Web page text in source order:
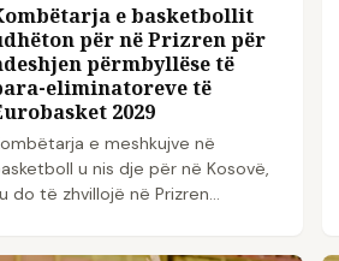
e basketbollit
për në Prizren për
përmbyllëse të
eliminatoreve të
2029
e meshkujve në
u nis dje për në Kosovë,
do të zhvillojë në Prizren